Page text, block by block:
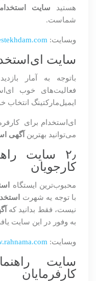
هستید سایت
شماست.
وبسایت:
سایت
باتوجه به آمار
فعالیت‌های خوب
ایمیل‌مارکتینگ
می‌توانید بهترین آگهی
۲٫ سایت
کارجویان
محبوب‌ترین ایستگاه
با توجه یه شهرت
نیست، فقط بدانید که
به وفور در این سایت
وبسایت:
سایت
کارفرمایان